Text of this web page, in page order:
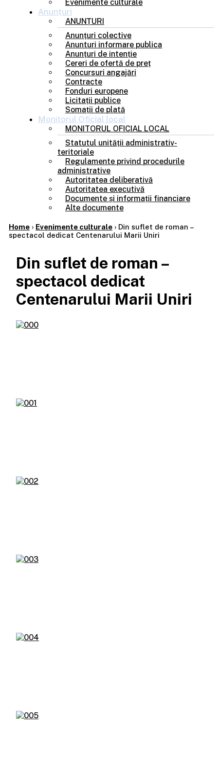
Evenimente culturale
Anunțuri
ANUNȚURI
Anunțuri colective
Anunturi informare publica
Anunțuri de intenție
Cereri de ofertă de preț
Concursuri angajări
Contracte
Fonduri europene
Licitații publice
Somații de plată
Monitorul Oficial local
MONITORUL OFICIAL LOCAL
Statutul unității administrativ-
teritoriale
Regulamente privind procedurile
administrative
Autoritatea deliberativă
Autoritatea executivă
Documente și informații financiare
Alte documente
Home › Evenimente culturale › Din suflet de roman –
spectacol dedicat Centenarului Marii Uniri
Din suflet de roman –
spectacol dedicat
Centenarului Marii Uniri